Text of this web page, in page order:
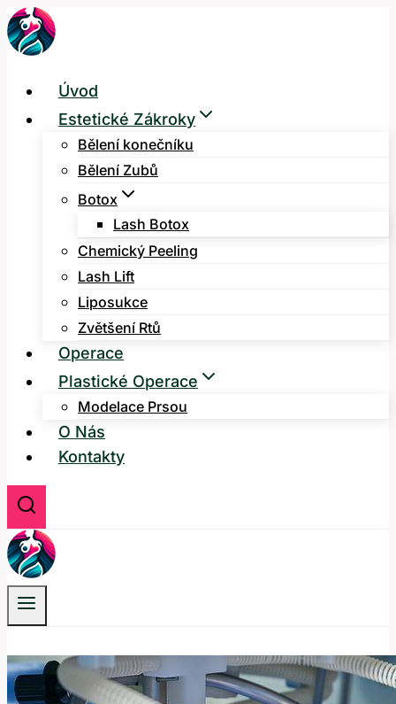
Přeskočit
na
Úvod
Estetické Zákroky
Bělení konečníku
Bělení Zubů
Botox
Lash Botox
Chemický Peeling
Lash Lift
Liposukce
Zvětšení Rtů
Operace
Plastické Operace
Modelace Prsou
O Nás
Kontakty